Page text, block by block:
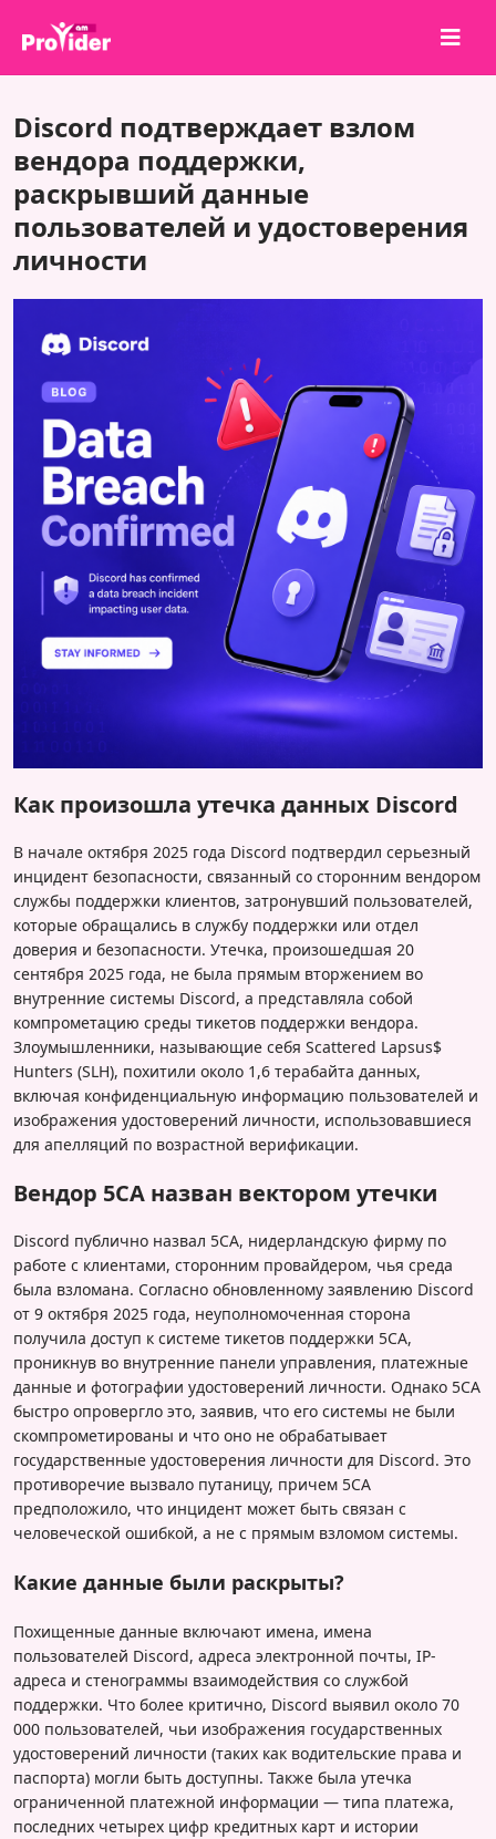
Войти
Регистрация
Услуги
Условия
Блог
Discord подтверждает взлом
вендора поддержки,
раскрывший данные
пользователей и удостоверения
личности
Как произошла утечка данных Discord
В начале октября 2025 года Discord подтвердил серьезный
инцидент безопасности, связанный со сторонним вендором
службы поддержки клиентов, затронувший пользователей,
которые обращались в службу поддержки или отдел
доверия и безопасности. Утечка, произошедшая 20
сентября 2025 года, не была прямым вторжением во
внутренние системы Discord, а представляла собой
компрометацию среды тикетов поддержки вендора.
Злоумышленники, называющие себя Scattered Lapsus$
Hunters (SLH), похитили около 1,6 терабайта данных,
включая конфиденциальную информацию пользователей и
изображения удостоверений личности, использовавшиеся
для апелляций по возрастной верификации.
Вендор 5CA назван вектором утечки
Discord публично назвал 5CA, нидерландскую фирму по
работе с клиентами, сторонним провайдером, чья среда
была взломана. Согласно обновленному заявлению Discord
от 9 октября 2025 года, неуполномоченная сторона
получила доступ к системе тикетов поддержки 5CA,
проникнув во внутренние панели управления, платежные
данные и фотографии удостоверений личности. Однако 5CA
быстро опровергло это, заявив, что его системы не были
скомпрометированы и что оно не обрабатывает
государственные удостоверения личности для Discord. Это
противоречие вызвало путаницу, причем 5CA
предположило, что инцидент может быть связан с
человеческой ошибкой, а не с прямым взломом системы.
Какие данные были раскрыты?
Похищенные данные включают имена, имена
пользователей Discord, адреса электронной почты, IP-
адреса и стенограммы взаимодействия со службой
поддержки. Что более критично, Discord выявил около 70
000 пользователей, чьи изображения государственных
удостоверений личности (таких как водительские права и
паспорта) могли быть доступны. Также была утечка
ограниченной платежной информации — типа платежа,
последних четырех цифр кредитных карт и истории